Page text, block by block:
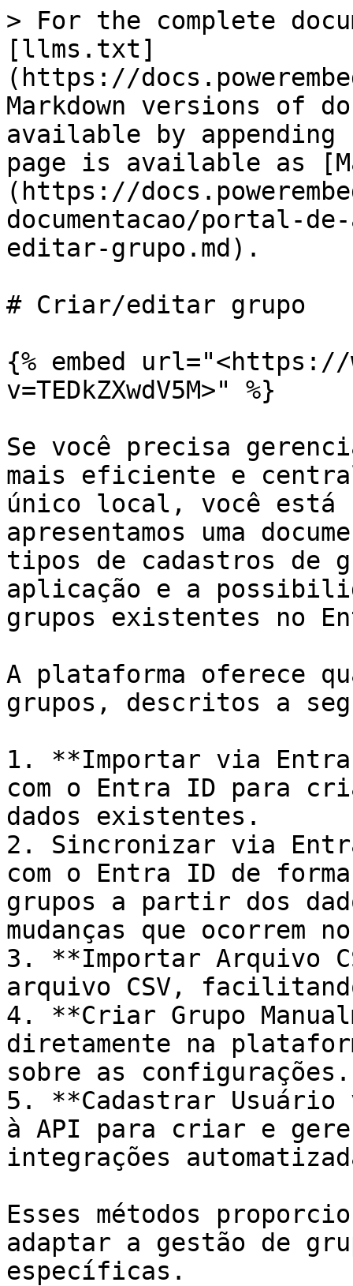
> For the complete
[llms.txt]
(https://
Markdown versions of
available by
page is available as
(https://
documentacao/portal-
editar-grupo.md).
# Criar/editar grupo
{% embed url="<https://
v=TEDkZXwdV5M>" %}
Se você precisa
mais eficiente e
único local, você
apresentamos uma
tipos de cadastros de
aplicação e a
grupos existentes no
A plataforma oferece
grupos, descritos a
1. **Importar via
com o Entra ID para
dados existentes.
2. Sincronizar via
com o Entra ID de
grupos a partir dos
mudanças que ocorrem
3. **Importar Arquivo
arquivo CSV,
4. **Criar Grupo
diretamente na
sobre as configurações.
5. **Cadastrar
à API para criar e
integrações
Esses métodos
adaptar a gestão de
específicas.